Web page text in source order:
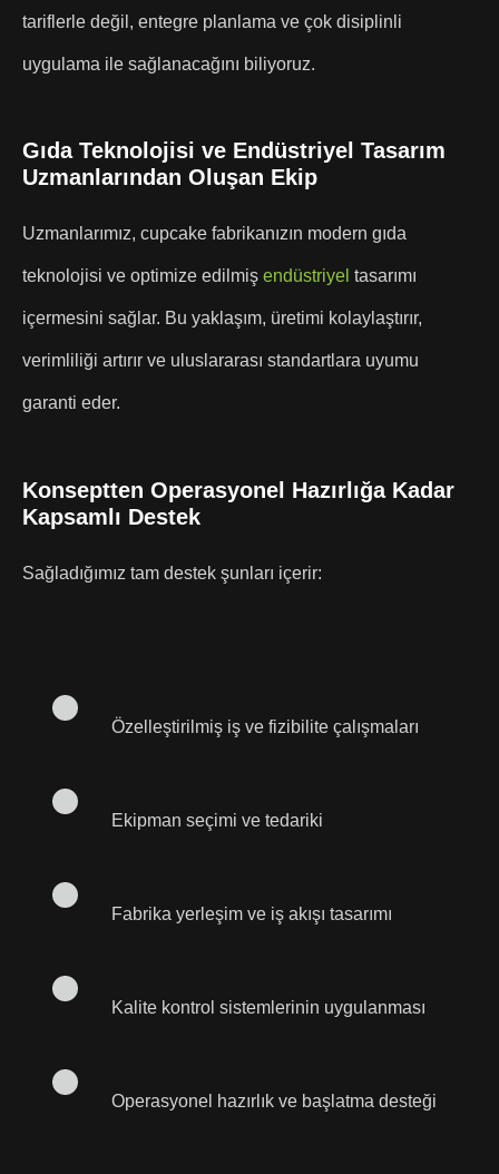
tariflerle değil, entegre planlama ve çok disiplinli
uygulama ile sağlanacağını biliyoruz.
Gıda Teknolojisi ve Endüstriyel Tasarım
Uzmanlarından Oluşan Ekip
Uzmanlarımız, cupcake fabrikanızın modern gıda
teknolojisi ve optimize edilmiş endüstriyel tasarımı
içermesini sağlar. Bu yaklaşım, üretimi kolaylaştırır,
verimliliği artırır ve uluslararası standartlara uyumu
garanti eder.
Konseptten Operasyonel Hazırlığa Kadar
Kapsamlı Destek
Sağladığımız tam destek şunları içerir:
Özelleştirilmiş iş ve fizibilite çalışmaları
Ekipman seçimi ve tedariki
Fabrika yerleşim ve iş akışı tasarımı
Kalite kontrol sistemlerinin uygulanması
Operasyonel hazırlık ve başlatma desteği